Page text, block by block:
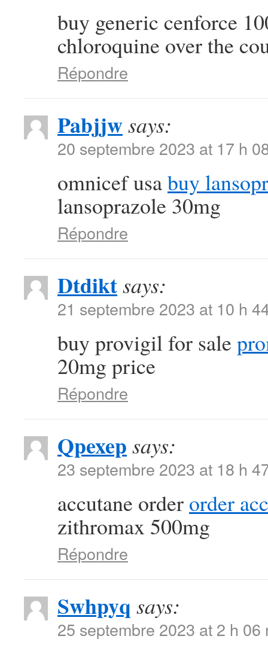
buy generic cenforce
chloroquine over the
Répondre
Pabjjwsays:
20 septembre 2023 at 17 h
omnicef usabuy
lansoprazole 30mg
Répondre
Dtdiktsays:
21 septembre 2023 at 10 h
buy provigil for sale
20mg price
Répondre
Qpexep says:
23 septembre 2023 at 18 h
accutane order order
zithromax 500mg
Répondre
Swhpyq says:
25 septembre 2023 at 2 h 06